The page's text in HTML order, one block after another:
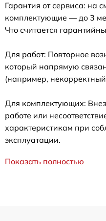
Гарантия от сервиса: на
комплектующие — до 3
Что считается
Для работ: Повторное
который напрямую
(например,
Для комплектующих:
работе или
характеристикам при
эксплуатации.
Показать полностью